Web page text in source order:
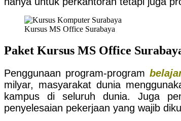
Kursus MS Office Surabaya
Paket Kursus MS Office
Penggunaan program-program
milyar, masyarakat dunia
kampus di seluruh dunia. Juga
penyelesaian pekerjaan yang wajib